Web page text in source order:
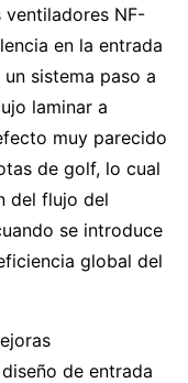
NF-
en la entrada
sistema paso a
laminar a
muy parecido
de golf, lo cual
del flujo del
se introduce
global del
de entrada